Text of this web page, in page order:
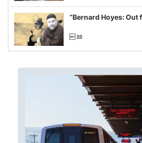
imagined fraud
“Bernard Hoyes: Out